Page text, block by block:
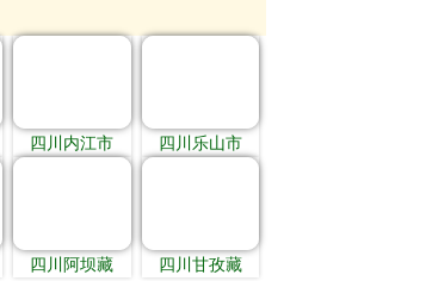
四川内江市 四川乐山市
四川阿坝藏 四川甘孜藏